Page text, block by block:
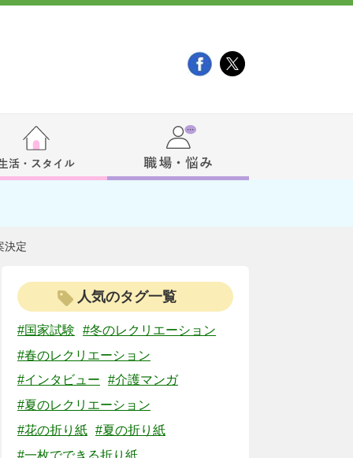
決定
人気のタグ一覧
#国家試験
#冬のレクリエーション
#春のレクリエーション
#インタビュー
#介護マンガ
#夏のレクリエーション
#花の折り紙 #夏の折り紙
#一枚でできる折り紙